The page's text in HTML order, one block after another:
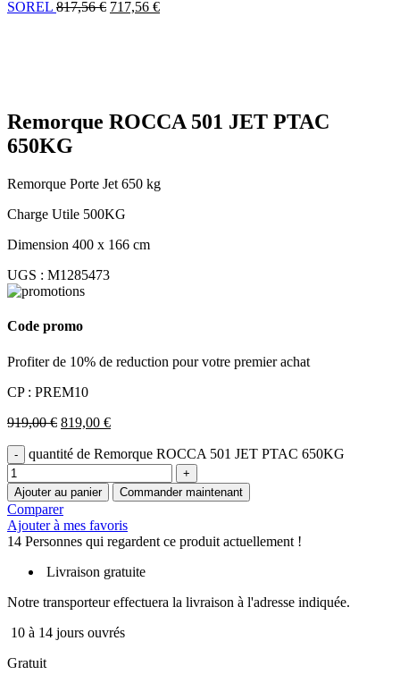
SOREL 817,56€ 717,56 €
Remorque ROCCA 501 JET PTAC
650KG
Remorque Porte Jet 650 kg
Charge Utile 500KG
Dimension 400 x 166 cm
UGS : M1285473
Code promo
Profiter de 10% de reduction pour votre premier achat
CP : PREM10
919,00€ 819,00 €
quantité de Remorque ROCCA 501 JET PTAC 650KG
Ajouter au panier Commander maintenant
Comparer
Ajouter à mes favoris
14 Personnes qui regardent ce produit actuellement !
Livraison gratuite
Notre transporteur effectuera la livraison à l'adresse indiquée.
10 à 14 jours ouvrés
Gratuit